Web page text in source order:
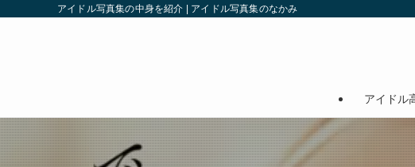
アイドル写真集の中身を紹介 | アイドル写真集のなかみ
アイドル